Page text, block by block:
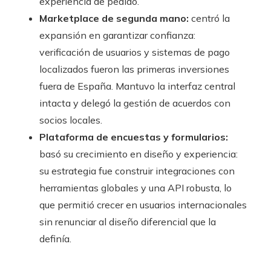
Marketplace de segunda mano: centró la
expansión en garantizar confianza:
verificación de usuarios y sistemas de pago
localizados fueron las primeras inversiones
fuera de España. Mantuvo la interfaz central
intacta y delegó la gestión de acuerdos con
socios locales.
Plataforma de encuestas y formularios:
basó su crecimiento en diseño y experiencia:
su estrategia fue construir integraciones con
herramientas globales y una API robusta, lo
que permitió crecer en usuarios internacionales
sin renunciar al diseño diferencial que la
definía.